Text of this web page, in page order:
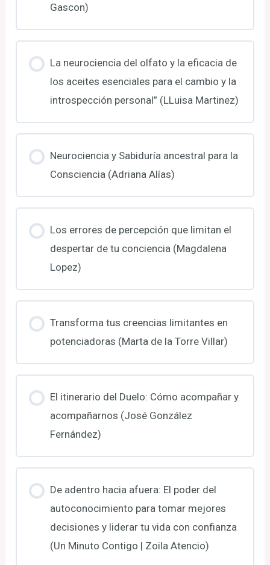
Gascon)
La neurociencia del olfato y la eficacia de
los aceites esenciales para el cambio y la
introspección personal” (LLuisa Martinez)
Neurociencia y Sabiduría ancestral para la
Consciencia (Adriana Alías)
Los errores de percepción que limitan el
despertar de tu conciencia (Magdalena
Lopez)
Transforma tus creencias limitantes en
potenciadoras (Marta de la Torre Villar)
El itinerario del Duelo: Cómo acompañar y
acompañarnos (José González
Fernández)
De adentro hacia afuera: El poder del
autoconocimiento para tomar mejores
decisiones y liderar tu vida con confianza
(Un Minuto Contigo | Zoila Atencio)